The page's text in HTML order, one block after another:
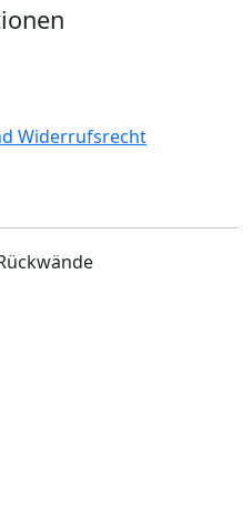
Widerrufsrecht